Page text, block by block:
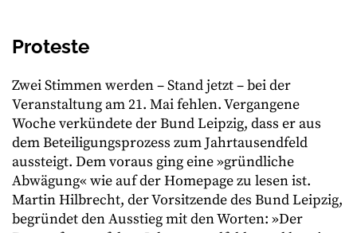
Proteste
Zwei Stimmen werden – Stand jetzt – bei der
Veranstaltung am 21. Mai fehlen. Vergangene
Woche verkündete der Bund Leipzig, dass er aus
dem Beteiligungsprozess zum Jahrtausendfeld
aussteigt. Dem voraus ging eine »gründliche
Abwägung« wie auf der Homepage zu lesen ist.
Martin Hilbrecht, der Vorsitzende des Bund Leipzig,
begründet den Ausstieg mit den Worten: »Der